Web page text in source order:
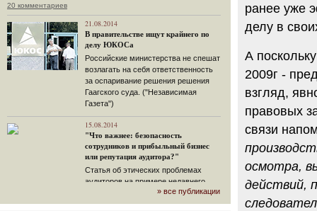
20 комментариев
21.08.2014
В правительстве ищут крайнего по
делу ЮКОСа
Российские министерства не спешат
возлагать на себя ответственность
за оспаривание решения решения
Гаагского суда. ("Независимая
Газета")
15.08.2014
"Что важнее: безопасность
сотрудников и прибыльный бизнес
или репутация аудитора?"
Статья об этических проблемах
аудиторов на примере недавнего
громкого арбитражного решения по
ЮКОСу. (navalny.com)
» все публикации
ранее уже
делу в
А
2009г -
взгляд,
правовых
связи
осмотра,
действий,